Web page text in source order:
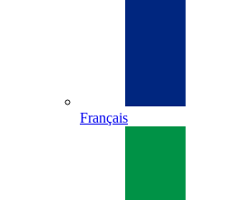
Français